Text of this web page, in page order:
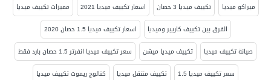
ميراكو ميديا
تكييف ميديا 3 حصان اسعار تكييف ميديا 2021
مميزات تكييف ميديا
الفرق بين تكييف كاريير وميديا
اسعار تكييف ميديا 1.5 حصان 2020
صيانة تكييف ميديا
تكييف ميديا ميشن
سعر تكييف ميديا انفرتر 1.5 حصان بارد فقط
سعر تكييف ميديا 1.5
تكييف متنقل ميديا
كتالوج ريموت تكييف ميديا